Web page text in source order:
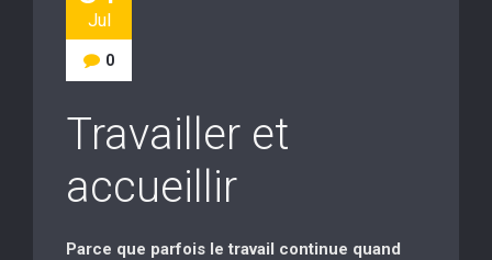
Jul
0
Travailler et
accueillir
Parce que parfois le travail continue quand